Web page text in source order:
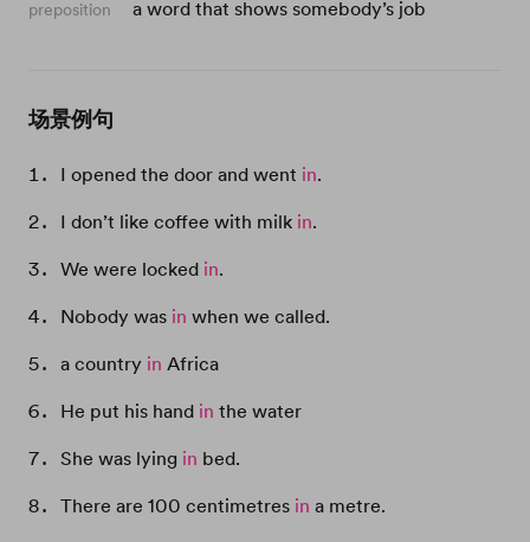
preposition a word that shows somebody’s job
场景例句
I opened the door and went in.
I don’t like coffee with milk in.
We were locked in.
Nobody was in when we called.
a country in Africa
He put his hand in the water
She was lying in bed.
There are 100 centimetres in a metre.